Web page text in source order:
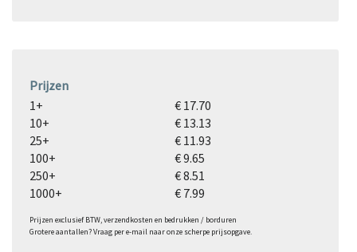
Prijzen
1+
€ 17.70
10+
€ 13.13
25+
€ 11.93
100+
€ 9.65
250+
€ 8.51
1000+
€ 7.99
Prijzen exclusief BTW, verzendkosten en bedrukken / borduren
Grotere aantallen? Vraag per e-mail naar onze scherpe prijsopgave.